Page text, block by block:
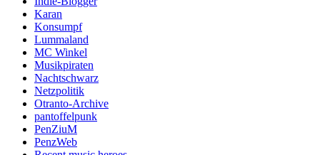
Karan
Konsumpf
Lummaland
MC Winkel
Musikpiraten
Nachtschwarz
Netzpolitik
Otranto-Archive
pantoffelpunk
PenZiuM
PenzWeb